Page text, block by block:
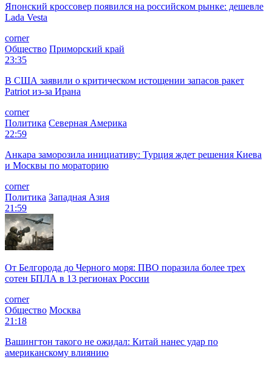
Японский кроссовер появился на российском рынке: дешевле
Lada Vesta
corner
Общество Приморский край
23:35
В США заявили о критическом истощении запасов ракет
Patriot из-за Ирана
corner
Политика Северная Америка
22:59
Анкара заморозила инициативу: Турция ждет решения Киева
и Москвы по мораторию
corner
Политика Западная Азия
21:59
От Белгорода до Черного моря: ПВО поразила более трех
сотен БПЛА в 13 регионах России
corner
Общество Москва
21:18
Вашингтон такого не ожидал: Китай нанес удар по
американскому влиянию